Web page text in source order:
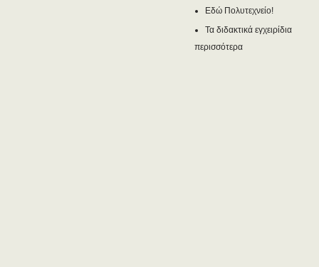
Εδώ Πολυτεχνείο!
Τα διδακτικά εγχειρίδια
περισσότερα